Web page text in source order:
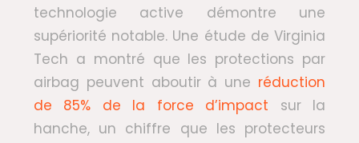
technologie active démontre une
supériorité notable. Une étude de Virginia
Tech a montré que les protections par
airbag peuvent aboutir à une réduction
de 85% de la force d’impact sur la
hanche, un chiffre que les protecteurs